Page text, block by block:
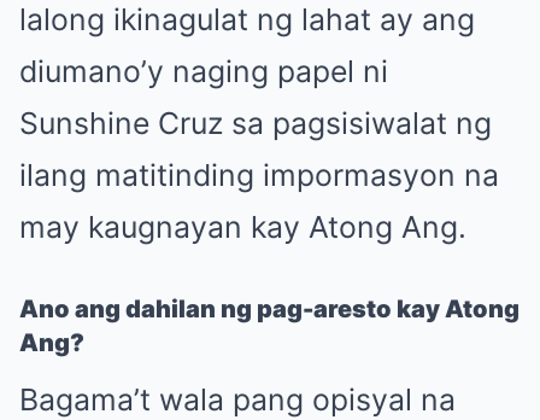
lalong ikinagulat ng lahat ay ang
diumano’y naging papel ni
Sunshine Cruz sa pagsisiwalat ng
ilang matitinding impormasyon na
may kaugnayan kay Atong Ang.
Ano ang dahilan ng pag-aresto kay Atong
Ang?
Bagama’t wala pang opisyal na